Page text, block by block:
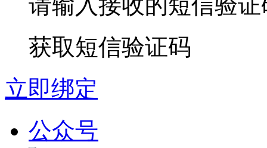
获取短信验证码
立即绑定
公众号